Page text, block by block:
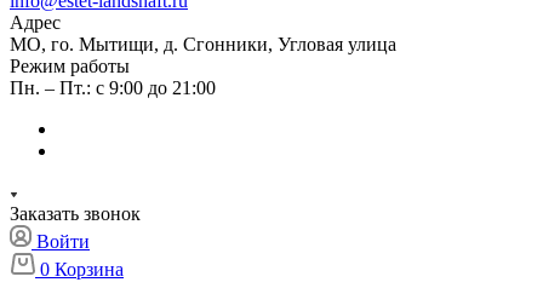
Адрес
МО, го. Мытищи, д. Сгонники, Угловая улица
Режим работы
Пн. – Пт.: с 9:00 до 21:00
Заказать звонок
Войти
0 Корзина